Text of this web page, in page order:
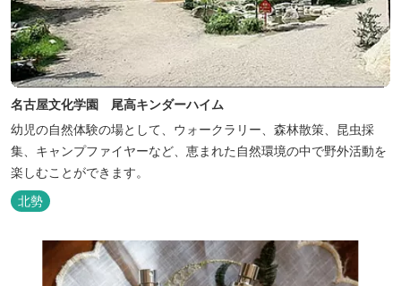
名古屋文化学園 尾高キンダーハイム
幼児の自然体験の場として、ウォークラリー、森林散策、昆虫採
集、キャンプファイヤーなど、恵まれた自然環境の中で野外活動を
楽しむことができます。
北勢